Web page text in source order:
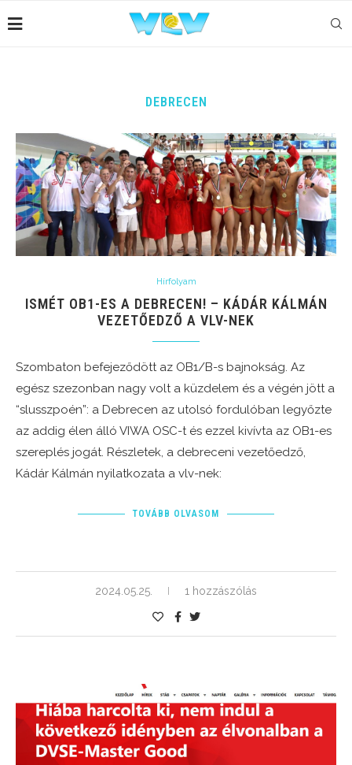
DEBRECEN
Hírfolyam
ISMÉT OB1-ES A DEBRECEN! – KÁDÁR KÁLMÁN
VEZETŐEDZŐ A VLV-NEK
Szombaton befejeződött az OB1/B-s bajnokság. Az
egész szezonban nagy volt a küzdelem és a végén jött a
“slusszpoén”: a Debrecen az utolsó fordulóban legyőzte
az addig élen álló VIWA OSC-t és ezzel kivívta az OB1-es
szereplés jogát. Részletek, a debreceni vezetőedző,
Kádár Kálmán nyilatkozata a vlv-nek:
TOVÁBB OLVASOM
2024.05.25. 1 hozzászólás